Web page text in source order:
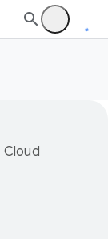
Cloud